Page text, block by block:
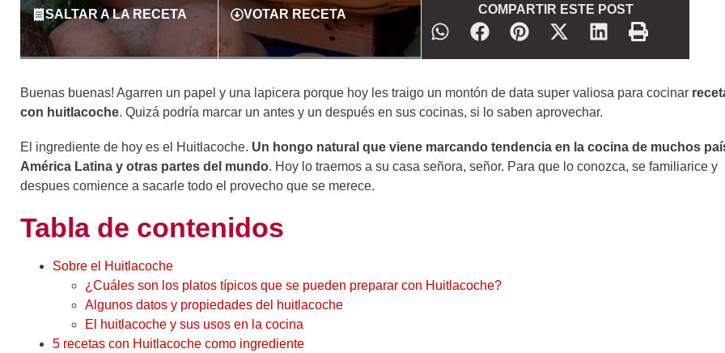
SALTAR A LA RECETA VOTAR RECETA COMPARTIR ESTE POST
Buenas buenas! Agarren un papel y una lapicera porque hoy les traigo un montón de data super valiosa para cocinar
con huitlacoche. Quizá podría marcar un antes y un después en sus cocinas, si lo saben aprovechar.
El ingrediente de hoy es el Huitlacoche. Un hongo natural que viene marcando tendencia en la cocina de muchos
América Latina y otras partes del mundo. Hoy lo traemos a su casa señora, señor. Para que lo conozca, se familiarice y
despues comience a sacarle todo el provecho que se merece.
Tabla de contenidos
Sobre el Huitlacoche
¿Cuáles son los platos típicos que se pueden preparar con Huitlacoche?
Algunos datos y propiedades del huitlacoche
El huitlacoche y sus usos en la cocina
5 recetas con Huitlacoche como ingrediente